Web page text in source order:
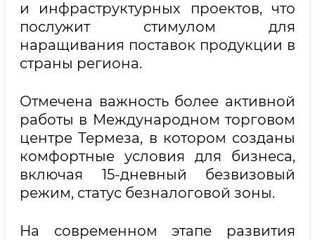
и инфраструктурных проектов, что
послужит стимулом для
наращивания поставок продукции в
страны региона.
Отмечена важность более активной
работы в Международном торговом
центре Термеза, в котором созданы
комфортные условия для бизнеса,
включая 15-дневный безвизовый
режим, статус безналоговой зоны.
На современном этапе развития